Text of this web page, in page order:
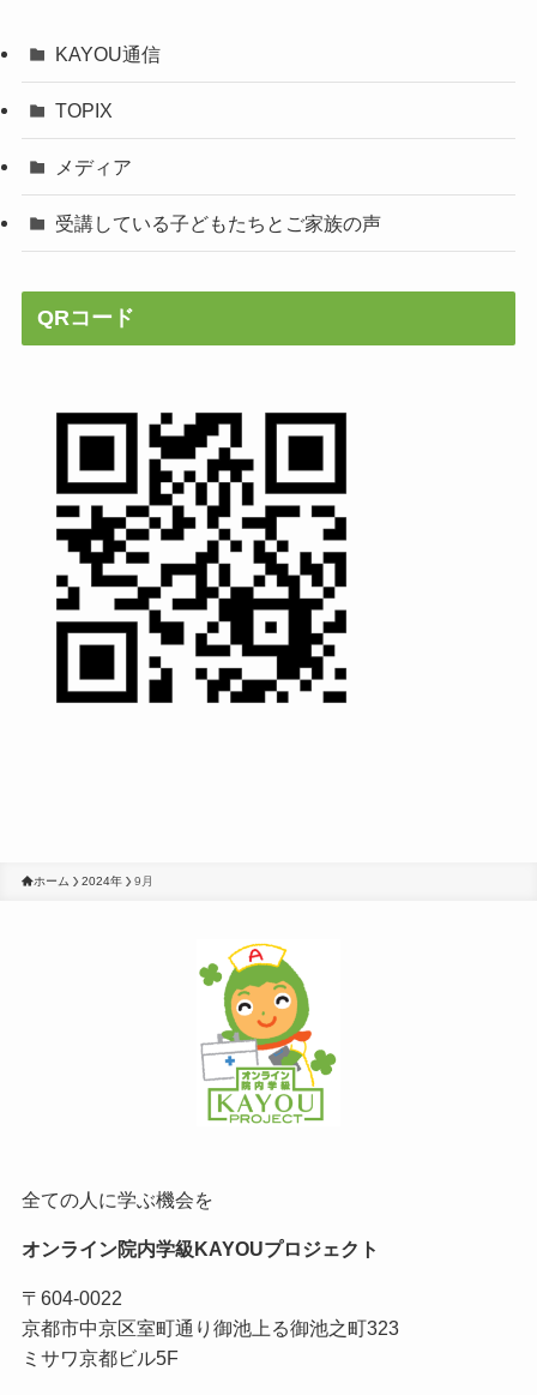
KAYOU通信
TOPIX
メディア
受講している子どもたちとご家族の声
QRコード
ホーム 2024年 9月
全ての人に学ぶ機会を
オンライン院内学級KAYOUプロジェクト
〒604-0022
京都市中京区室町通り御池上る御池之町323
ミサワ京都ビル5F